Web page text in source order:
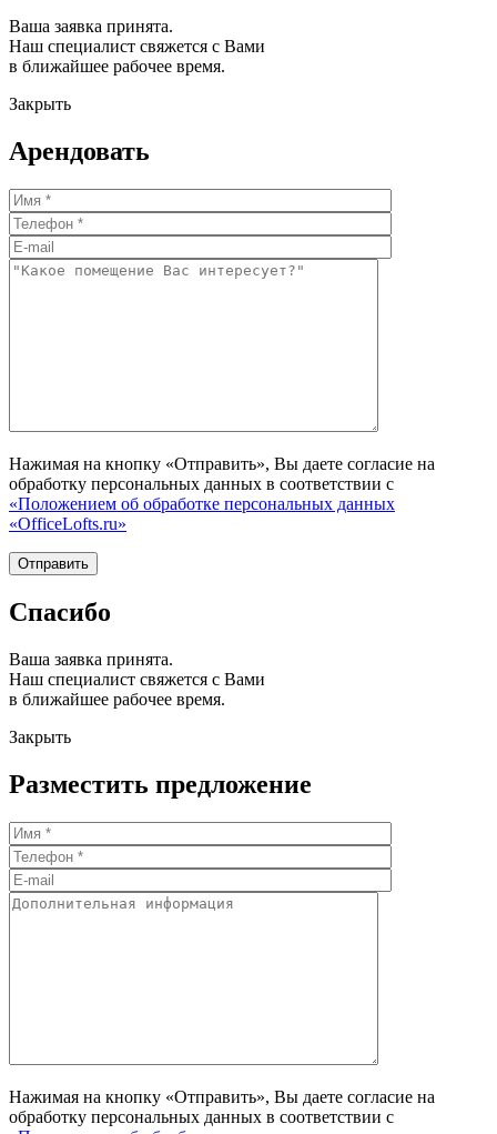
Ваша заявка принята.
Наш специалист свяжется с Вами
в ближайшее рабочее время.
Закрыть
Арендовать
Нажимая на кнопку «Отправить», Вы даете согласие на
обработку персональных данных в соответствии с
«Положением об обработке персональных данных
«OfficeLofts.ru»
Спасибо
Ваша заявка принята.
Наш специалист свяжется с Вами
в ближайшее рабочее время.
Закрыть
Разместить предложение
Нажимая на кнопку «Отправить», Вы даете согласие на
обработку персональных данных в соответствии с